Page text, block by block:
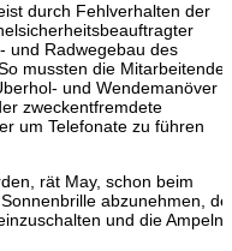
durch Fehlverhalten der
und Radwegebau des
mussten die
und Wendemanöver
zweckentfremdete
um Telefonate zu führen
rät May, schon beim
abzunehmen,
und die Ampeln